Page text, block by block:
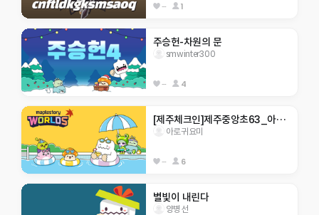
-- 1
주승헌-차원의 문
smwinter300
-- 4
[제주체크인]제주중앙초63_아로귀요미
아로귀요미
-- 6
별빛이 내린다
양병선